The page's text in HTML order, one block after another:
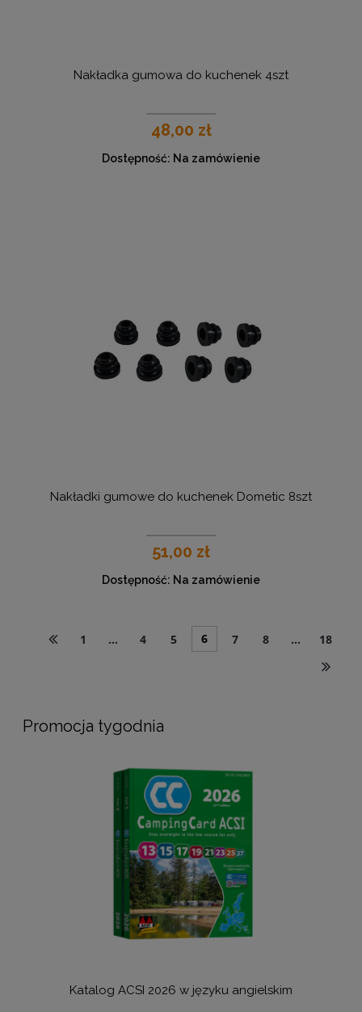
Nakładka gumowa do kuchenek 4szt
48,00 zł
Dostępność: Na zamówienie
Nakładki gumowe do kuchenek Dometic 8szt
51,00 zł
Dostępność: Na zamówienie
1 ... 4 5 6 7 8 ... 18
Promocja tygodnia
Katalog ACSI 2026 w języku angielskim